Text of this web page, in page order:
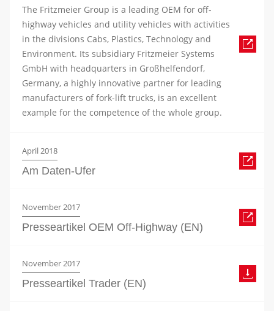
The Fritzmeier Group is a leading OEM for off-
highway vehicles and utility vehicles with activities
in the divisions Cabs, Plastics, Technology and
Environment. Its subsidiary Fritzmeier Systems
GmbH with headquarters in Großhelfendorf,
Germany, a highly innovative partner for leading
manufacturers of fork-lift trucks, is an excellent
example for the competence of the whole group.
April 2018
Am Daten-Ufer
November 2017
Presseartikel OEM Off-Highway (EN)
November 2017
Presseartikel Trader (EN)